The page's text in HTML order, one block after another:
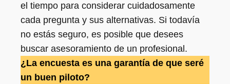
el tiempo para considerar cuidadosamente
cada pregunta y sus alternativas. Si todavía
no estás seguro, es posible que desees
buscar asesoramiento de un profesional.
¿La encuesta es una garantía de que seré
un buen piloto?